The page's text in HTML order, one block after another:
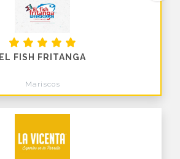
EL FISH FRITANGA
Mariscos